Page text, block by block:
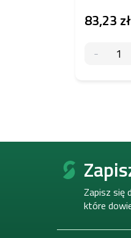
83,23 zł
S
Zapisz się
które